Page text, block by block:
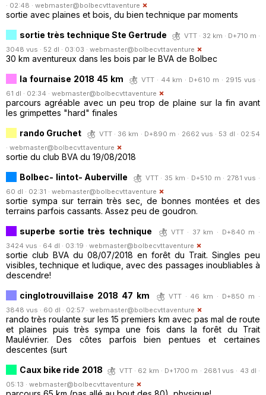
· 02:48 · webmaster@bolbecvttaventure
sortie avec plaines et bois, du bien technique par moments
sortie très technique Ste Gertrude
VTT · 32 km · D+710 m ·
3048 vus · 52 dl · 03:03 · webmaster@bolbecvttaventure
30 km aventureux dans les bois par le BVA de Bolbec
la fournaise 2018 45 km
VTT · 44 km · D+610 m · 2915 vus ·
61 dl · 02:34 · webmaster@bolbecvttaventure
parcours agréable avec un peu trop de plaine sur la fin avant
les grimpettes "hard" finales
rando Gruchet
VTT · 36 km · D+890 m · 2662 vus · 53 dl · 02:54
· webmaster@bolbecvttaventure
sortie du club BVA du 19/08/2018
Bolbec- lintot- Auberville
VTT · 35 km · D+510 m · 2781 vus ·
60 dl · 02:31 · webmaster@bolbecvttaventure
sortie sympa sur terrain très sec, de bonnes montées et des
terrains parfois cassants. Assez peu de goudron.
superbe sortie très technique
VTT · 37 km · D+840 m ·
3424 vus · 64 dl · 03:19 · webmaster@bolbecvttaventure
sortie club BVA du 08/07/2018 en forêt du Trait. Singles peu
visibles, technique et ludique, avec des passages inoubliables à
descendre!
cinglotrouvillaise 2018 47 km
VTT · 46 km · D+850 m ·
3848 vus · 60 dl · 02:57 · webmaster@bolbecvttaventure
rando très roulante sur les 15 premiers km avec pas mal de route
et plaines puis très sympa une fois dans la forêt du Trait
Maulévrier. Des côtes parfois bien pentues et certaines
descentes (surt
Caux bike ride 2018
VTT · 62 km · D+1700 m · 2681 vus · 43 dl ·
05:13 · webmaster@bolbecvttaventure